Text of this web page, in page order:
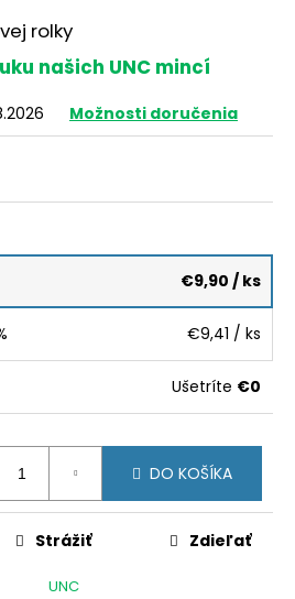
rolky
našich UNC mincí
Možnosti doručenia
€9,90 / ks
€9,41 / ks
Ušetríte €0
DO KOŠÍKA
UNC
Strážiť Zdieľať
HĽADAŤ